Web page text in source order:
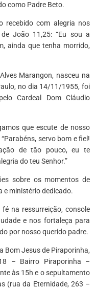
como Padre Beto.
recebido com alegria nos
João 11,25: “Eu sou a
ainda que tenha morrido,
Marangon, nasceu na
no dia 14/11/1955, foi
Cardeal Dom Cláudio
que escute de nosso
servo bom e fiel!
de tão pouco, eu te
do teu Senhor.”
sobre os momentos de
e ministério dedicado.
na ressurreição, console
e nos fortaleça para
por nosso querido padre.
Bom Jesus de Piraporinha,
– Bairro Piraporinha –
às 15h e o sepultamento
(rua da Eternidade, 263 –